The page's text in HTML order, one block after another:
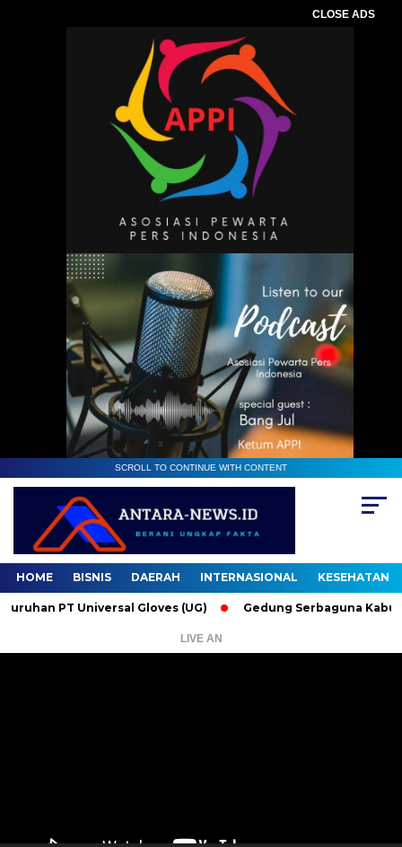
CLOSE ADS
SCROLL TO CONTINUE WITH CONTENT
HOME BISNIS DAERAH INTERNASIONAL KESEHATAN
PT Universal Gloves (UG) Gedung Serbaguna
LIVE AN